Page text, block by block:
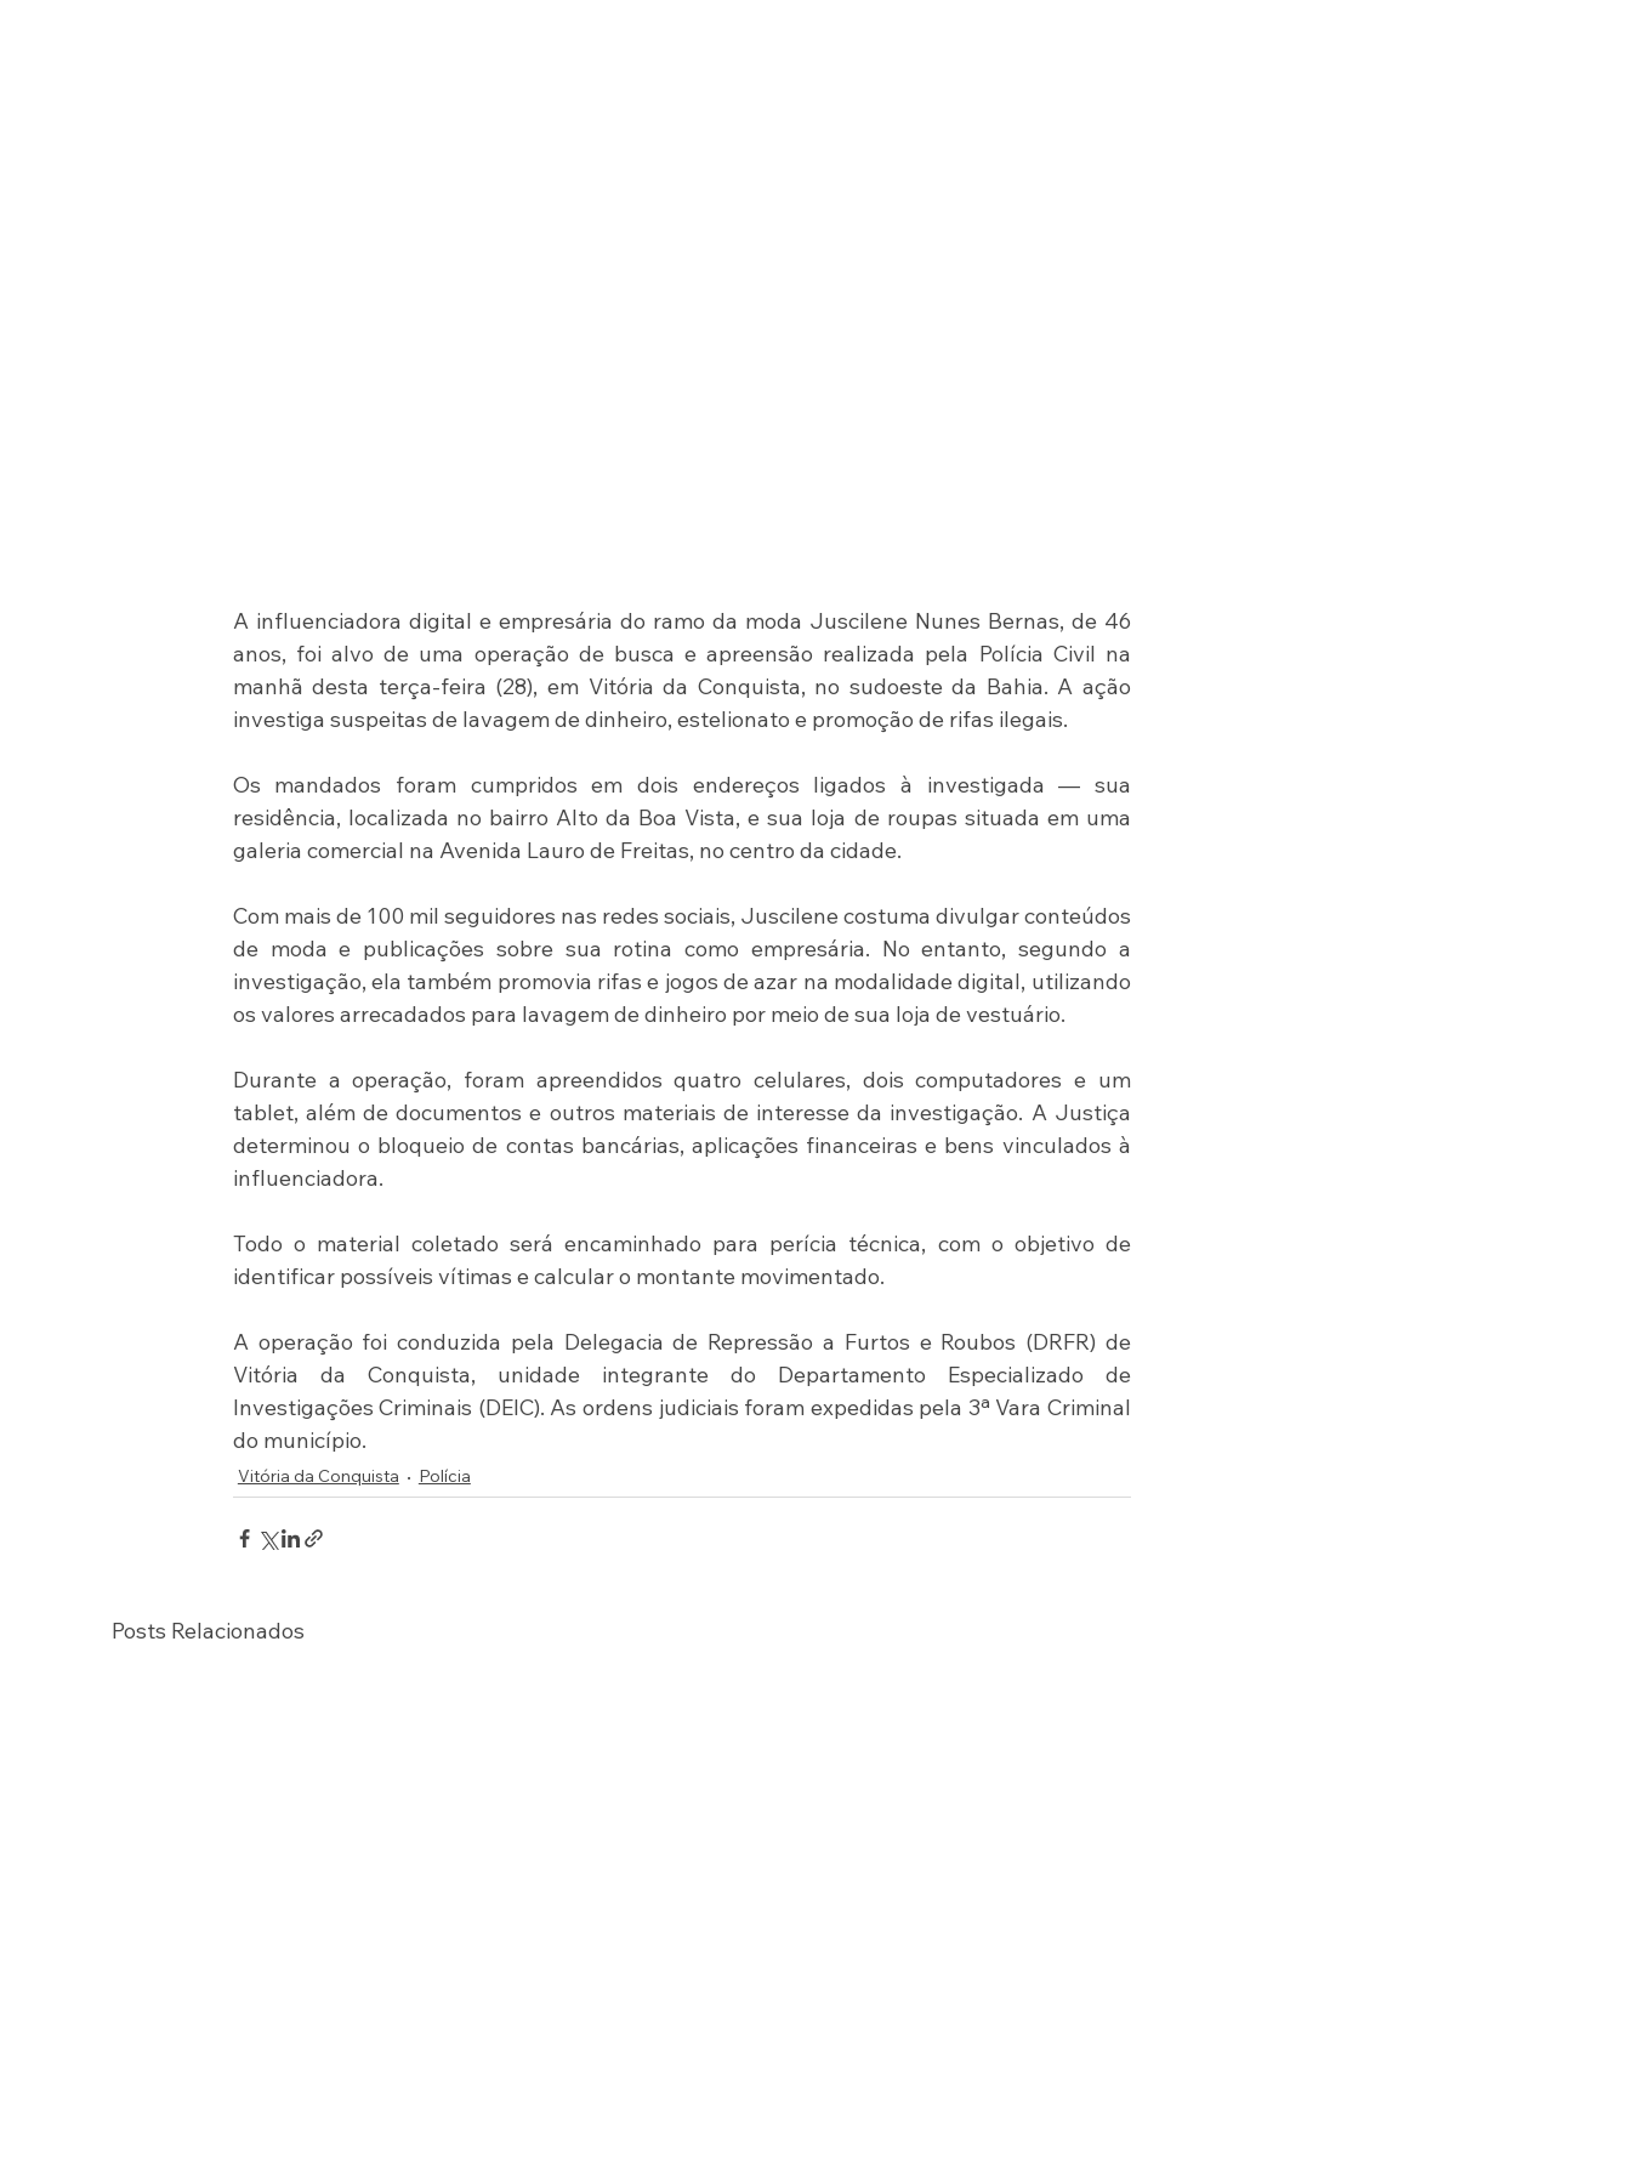
A influenciadora digital e empresária do ramo da moda Juscilene Nunes Bernas, de 46
anos, foi alvo de uma operação de busca e apreensão realizada pela Polícia Civil na
manhã desta terça-feira (28), em Vitória da Conquista, no sudoeste da Bahia. A ação
investiga suspeitas de lavagem de dinheiro, estelionato e promoção de rifas ilegais.
Os mandados foram cumpridos em dois endereços ligados à investigada — sua
residência, localizada no bairro Alto da Boa Vista, e sua loja de roupas situada em uma
galeria comercial na Avenida Lauro de Freitas, no centro da cidade.
Com mais de 100 mil seguidores nas redes sociais, Juscilene costuma divulgar conteúdos
de moda e publicações sobre sua rotina como empresária. No entanto, segundo a
investigação, ela também promovia rifas e jogos de azar na modalidade digital, utilizando
os valores arrecadados para lavagem de dinheiro por meio de sua loja de vestuário.
Durante a operação, foram apreendidos quatro celulares, dois computadores e um
tablet, além de documentos e outros materiais de interesse da investigação. A Justiça
determinou o bloqueio de contas bancárias, aplicações financeiras e bens vinculados à
influenciadora.
Todo o material coletado será encaminhado para perícia técnica, com o objetivo de
identificar possíveis vítimas e calcular o montante movimentado.
A operação foi conduzida pela Delegacia de Repressão a Furtos e Roubos (DRFR) de
Vitória da Conquista, unidade integrante do Departamento Especializado de
Investigações Criminais (DEIC). As ordens judiciais foram expedidas pela 3ª Vara Criminal
do município.
Vitória da Conquista Polícia
Posts Relacionados